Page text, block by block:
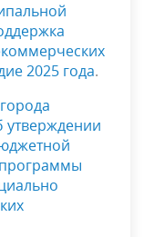
2025 года.
утверждении